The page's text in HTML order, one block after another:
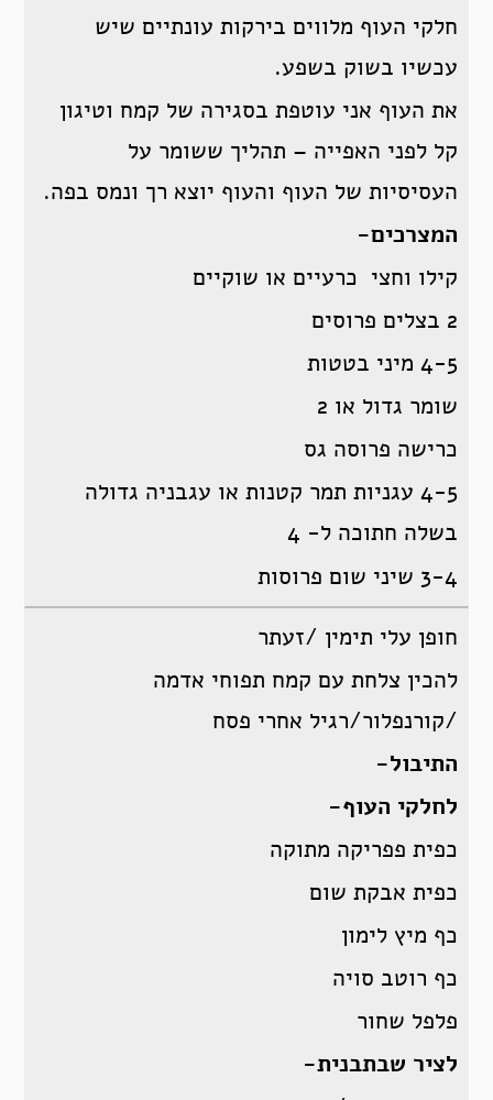
חלקי העוף מלווים בירקות עונתיים שיש
עכשיו בשוק בשפע.
את העוף אני עוטפת בסגירה של קמח וטיגון
קל לפני האפייה – תהליך ששומר על
העסיסיות של העוף והעוף יוצא רך ונמס בפה.
המצרכים-
קילו וחצי כרעיים או שוקיים
2 בצלים פרוסים
4-5 מיני בטטות
שומר גדול או 2
כרישה פרוסה גס
4-5 עגניות תמר קטנות או עגבניה גדולה
בשלה חתוכה ל- 4
3-4 שיני שום פרוסות
חופן עלי תימין /זעתר
להכין צלחת עם קמח תפוחי אדמה
/קורנפלור/רגיל אחרי פסח
התיבול-
לחלקי העוף-
כפית פפריקה מתוקה
כפית אבקת שום
כף מיץ לימון
כף רוטב סויה
פלפל שחור
לציר שבתבנית-